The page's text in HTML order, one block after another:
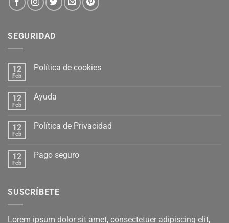
SEGURIDAD
12
Feb
Política de cookies
12
Feb
Ayuda
12
Feb
Política de Privacidad
12
Feb
Pago seguro
SUSCRÍBETE
Lorem ipsum dolor sit amet, consectetuer adipiscing elit,